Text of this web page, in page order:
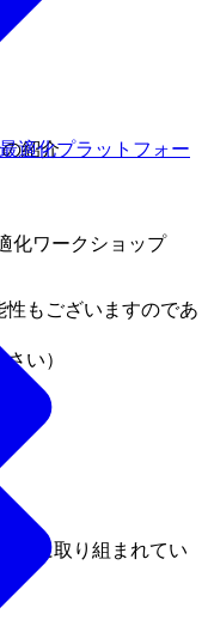
適化プラットフォー
紹介
化ワークショップ
もございますのであ
さい）
化に取り組まれてい